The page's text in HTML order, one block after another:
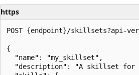
https
POST {endpoint}/skillsets?api-
{
  "name": "my_skillset",
"description": "A skillset